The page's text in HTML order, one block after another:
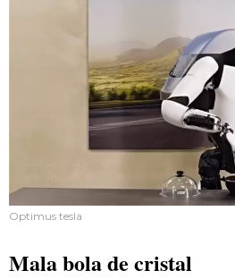
Optimus tesla
Mala bola de cristal